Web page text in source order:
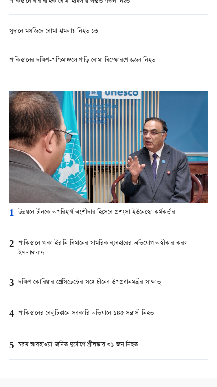
সুদানে মসজিদে বোমা হামলায় নিহত ১৩
পাকিস্তানের দক্ষিণ-পশ্চিমাঞ্চলে গাড়ি বোমা বিস্ফোরণে ৬জন নিহত
1 উন্নয়নে চীনকে অপরিহার্য অংশীদার হিসেবে প্রশংসা ইউনেস্কো কর্মকর্তার
2 পাকিস্তানে থাকা ইরানি বিমানের সামরিক ব্যবহারের অভিযোগ অস্বীকার করল
ইসলামাবাদ
3 দক্ষিণ কোরিয়ার প্রেসিডেন্টের সঙ্গে চীনের উপপ্রধানমন্ত্রীর সাক্ষাত্
4 পাকিস্তানের বেলুচিস্তানে সরকারি অভিযানে ১৪৫ সন্ত্রাসী নিহত
5 চরম আবহাওয়া-জনিত দুর্যোগে শ্রীলঙ্কায় ৩১ জন নিহত